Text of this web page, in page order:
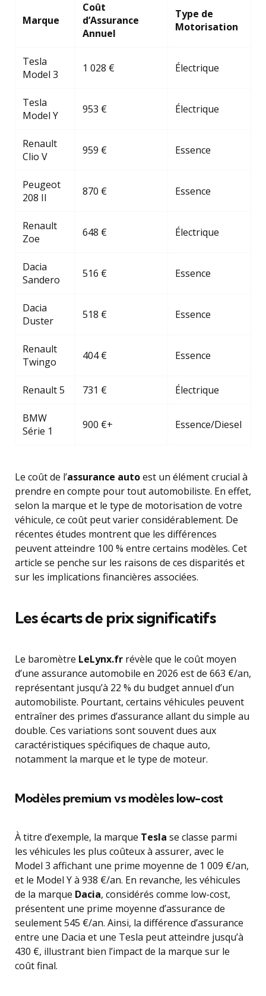
Marque
Coût
d’Assurance
Annuel
Type de
Motorisation
Tesla
Model 3
1 028 € Électrique
Tesla
Model Y
953 € Électrique
Renault
Clio V
959 € Essence
Peugeot
208 II
870 € Essence
Renault
Zoe
648 € Électrique
Dacia
Sandero
516 € Essence
Dacia
Duster
518 € Essence
Renault
Twingo
404 € Essence
Renault 5 731 € Électrique
BMW
Série 1
900 €+ Essence/Diesel
Le coût de l’assurance autoest un élément crucial à
prendre en compte pour tout automobiliste. En effet,
selon la marque et le type de motorisation de votre
véhicule, ce coût peut varier considérablement. De
récentes études montrent que les différences
peuvent atteindre 100 % entre certains modèles. Cet
article se penche sur les raisons de ces disparités et
sur les implications financières associées.
Les écarts de prix significatifs
Le baromètre LeLynx.fr révèle que le coût moyen
d’une assurance automobile en 2026 est de 663 €/an,
représentant jusqu’à 22 % du budget annuel d’un
automobiliste. Pourtant, certains véhicules peuvent
entraîner des primes d’assurance allant du simple au
double. Ces variations sont souvent dues aux
caractéristiques spécifiques de chaque auto,
notamment la marque et le type de moteur.
Modèles premium vs modèles low-cost
À titre d’exemple, la marque Tesla se classe parmi
les véhicules les plus coûteux à assurer, avec le
Model 3 affichant une prime moyenne de 1 009 €/an,
et le Model Y à 938 €/an. En revanche, les véhicules
de la marque Dacia, considérés comme low-cost,
présentent une prime moyenne d’assurance de
seulement 545 €/an. Ainsi, la différence d’assurance
entre une Dacia et une Tesla peut atteindre jusqu’à
430 €, illustrant bien l’impact de la marque sur le
coût final.